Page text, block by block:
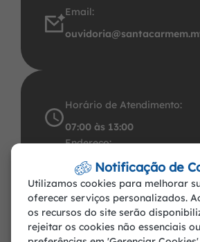
Email:
Horário de Atendimento:
07:00 às 13:00
Endereço:
Avenida Santos Dumont,
78.545-000. CNPJ:
Santa Carmem-MT
Notificação de
Utilizamos cookies para melhorar
oferecer serviços personalizados.
os recursos do site serão
rejeitar os cookies não essenciais